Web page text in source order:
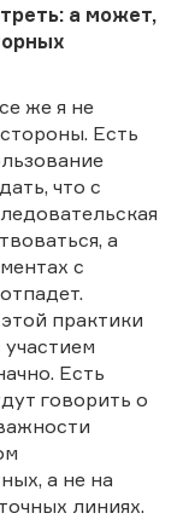
а может,
же я не
Есть
что с
а
с
практики
Есть
говорить о
а не на
линиях.